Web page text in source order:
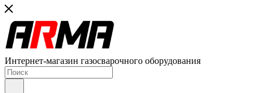
Интернет-магазин газосварочного оборудования